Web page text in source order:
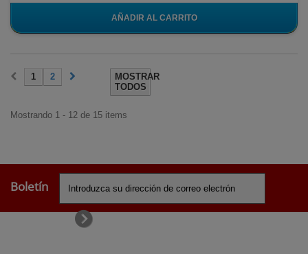
AÑADIR AL CARRITO
MOSTRAR
TODOS
1 2
Mostrando 1 - 12 de 15 items
Boletín